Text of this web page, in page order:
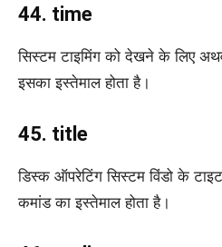
44. time
सिस्टम टाइमिंग को देखने के लिए
इसका इस्तेमाल होता है।
45. title
डिस्क ऑपरेटिंग सिस्टम विंडो के
कमांड का इस्तेमाल होता है।